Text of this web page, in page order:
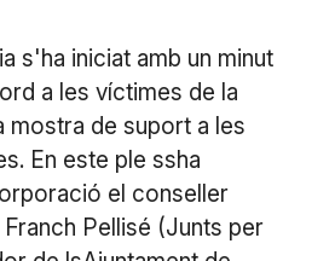
s'ha iniciat amb un minut
a les víctimes de la
mostra de suport a les
En este ple ssha
el conseller
Pellisé (Junts per